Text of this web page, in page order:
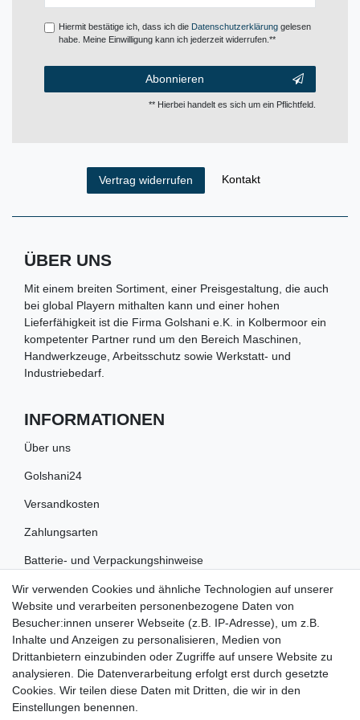
Hiermit bestätige ich, dass ich die Daten­schutz­erklärunggelesen
habe. Meine Einwilligung kann ich jederzeit widerrufen.**
Abonnieren
** Hierbei handelt es sich um ein Pflichtfeld.
Vertrag widerrufen Kontakt
ÜBER UNS
Mit einem breiten Sortiment, einer Preisgestaltung, die auch
bei global Playern mithalten kann und einer hohen
Lieferfähigkeit ist die Firma Golshani e.K. in Kolbermoor ein
kompetenter Partner rund um den Bereich Maschinen,
Handwerkzeuge, Arbeitsschutz sowie Werkstatt- und
Industriebedarf.
INFORMATIONEN
Über uns
Golshani24
Versandkosten
Zahlungsarten
Batterie- und Verpackungshinweise
RECHTLICHES
Impressum
Datenschutz
Widerrufsrecht
Wir verwenden Cookies und ähnliche Technologien auf unserer
Website und verarbeiten personenbezogene Daten von
Besucher:innen unserer Webseite (z.B. IP-Adresse), um z.B.
Inhalte und Anzeigen zu personalisieren, Medien von
Drittanbietern einzubinden oder Zugriffe auf unsere Website zu
analysieren. Die Datenverarbeitung erfolgt erst durch gesetzte
Cookies. Wir teilen diese Daten mit Dritten, die wir in den
Einstellungen benennen.